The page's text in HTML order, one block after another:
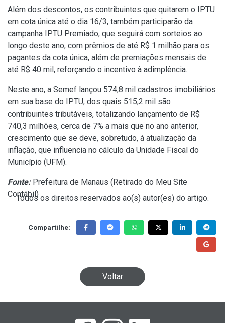
Além dos descontos, os contribuintes que quitarem o IPTU
em cota única até o dia 16/3, também participarão da
campanha IPTU Premiado, que seguirá com sorteios ao
longo deste ano, com prêmios de até R$ 1 milhão para os
pagantes da cota única, além de premiações mensais de
até R$ 40 mil, reforçando o incentivo à adimplência.
Neste ano, a Semef lançou 574,8 mil cadastros imobiliários
em sua base do IPTU, dos quais 515,2 mil são
contribuintes tributáveis, totalizando lançamento de R$
740,3 milhões, cerca de 7% a mais que no ano anterior,
crescimento que se deve, sobretudo, à atualização da
inflação, que influencia no cálculo da Unidade Fiscal do
Município (UFM).
Fonte:Prefeitura de Manaus (Retirado do Meu Site
Contábil)
Todos os direitos reservados ao(s) autor(es) do artigo.
Compartilhe:
Voltar